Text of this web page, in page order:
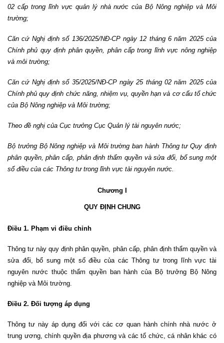
02 cấp trong lĩnh vực quản lý nhà nước của Bộ Nông nghiệp và Môi
trường;
Căn cứ Nghị định số 136/2025/NĐ-CP ngày 12 tháng 6 năm 2025 của
Chính phủ quy định phân quyền, phân cấp trong lĩnh vực nông nghiệp
và môi trường;
Căn cứ Nghị định số 35/2025/NĐ-CP ngày 25 tháng 02 năm 2025 của
Chính phủ quy định chức năng, nhiệm vụ, quyền hạn và cơ cấu tổ chức
của Bộ Nông nghiệp và Môi trường;
Theo đề nghị của Cục trưởng Cục Quản lý tài nguyên nước;
Bộ trưởng Bộ Nông nghiệp và Môi trường ban hành Thông tư Quy định
phân quyền, phân cấp, phân định thẩm quyền và sửa đổi, bổ sung một
số điều của các Thông tư trong lĩnh vực tài nguyên nước.
Chương I
QUY ĐỊNH CHUNG
Điều 1. Phạm vi điều chỉnh
Thông tư này quy định phân quyền, phân cấp, phân định thẩm quyền và
sửa đổi, bổ sung một số điều của các Thông tư trong lĩnh vực tài
nguyên nước thuộc thẩm quyền ban hành của Bộ trưởng Bộ Nông
nghiệp và Môi trường.
Điều 2. Đối tượng áp dụng
Thông tư này áp dụng đối với các cơ quan hành chính nhà nước ở
trung ương, chính quyền địa phương và các tổ chức, cá nhân khác có